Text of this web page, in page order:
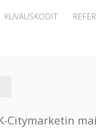
KUVAUSKODIT
Citymarketin